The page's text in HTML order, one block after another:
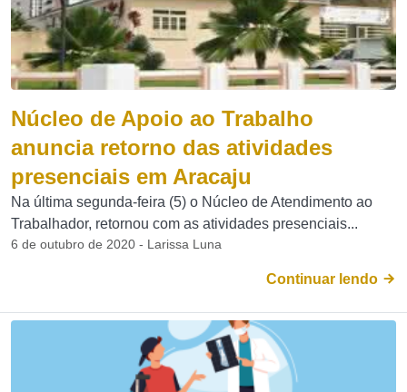
Núcleo de Apoio ao Trabalho
anuncia retorno das atividades
presenciais em Aracaju
Na última segunda-feira (5) o Núcleo de Atendimento ao
Trabalhador, retornou com as atividades presenciais...
6 de outubro de 2020 - Larissa Luna
Continuar lendo